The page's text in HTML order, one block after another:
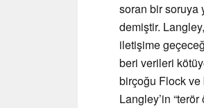
soran bir soruya
demiştir.
iletişime
beri verileri
birçoğu Flock ve
Langley’in